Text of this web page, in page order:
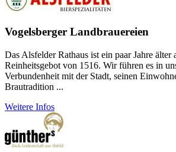
Vogelsberger Landbrauereien
Das Alsfelder Rathaus ist ein paar Jahre älter
Reinheitsgebot von 1516. Wir führen es in
Verbundenheit mit der Stadt, seinen
Brautradition ...
Weitere Infos